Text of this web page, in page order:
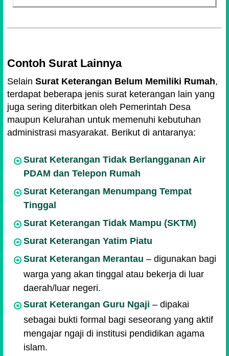
Contoh Surat Lainnya
Selain Surat Keterangan Belum Memiliki Rumah,
terdapat beberapa jenis surat keterangan lain yang
juga sering diterbitkan oleh Pemerintah Desa
maupun Kelurahan untuk memenuhi kebutuhan
administrasi masyarakat. Berikut di antaranya:
Surat Keterangan Tidak Berlangganan Air
PDAM dan Telepon Rumah
Surat Keterangan Menumpang Tempat
Tinggal
Surat Keterangan Tidak Mampu (SKTM)
Surat Keterangan Yatim Piatu
Surat Keterangan Merantau – digunakan bagi
warga yang akan tinggal atau bekerja di luar
daerah/luar negeri.
Surat Keterangan Guru Ngaji – dipakai
sebagai bukti formal bagi seseorang yang aktif
mengajar ngaji di institusi pendidikan agama
islam.